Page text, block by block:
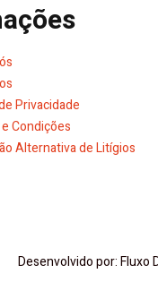
Privacidade
Condições
Alternativa de Litígios
Desenvolvido por: Fluxo